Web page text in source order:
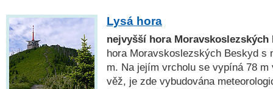
Lysá hora
nejvyšší hora Moravskoslezských
hora Moravskoslezských Beskyd s
m. Na jejím vrcholu se vypíná 78
věž, je zde vybudována